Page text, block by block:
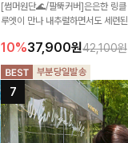
[썸머원단🌊/팔뚝커버]은은한 링
루엣이 만나 내추럴하면서도 세련
베이직한 디자인!
10%37,900원42,100원